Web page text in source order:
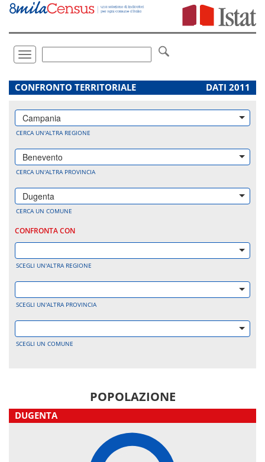
Vai
direttamente
Toggle
navigation
.
CONFRONTO TERRITORIALE DATI 2011
Campania
CERCA UN'ALTRA REGIONE
Benevento
CERCA UN'ALTRA PROVINCIA
Dugenta
CERCA UN COMUNE
CONFRONTA CON
SCEGLI UN'ALTRA REGIONE
SCEGLI UN'ALTRA PROVINCIA
SCEGLI UN COMUNE
POPOLAZIONE
DUGENTA